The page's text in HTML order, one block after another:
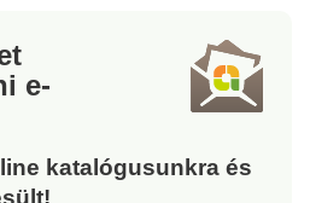
e-
katalógusunkra és